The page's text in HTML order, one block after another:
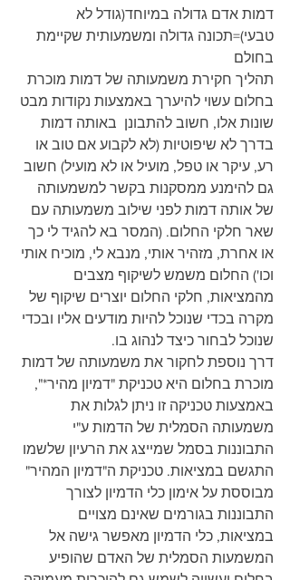
דמות אדם גדולה במיוחד(גודל לא
טבעי)=תכונה גדולה ומשמעותית שקיימת
בחולם
תהליך חקירת משמעותה של דמות מוכרת
בחלום עשוי להיערך באמצעות נקודות מבט
שונות אלו, חשוב להתבונן  באותה דמות
בדרך לא שיפוטיות (לא לקבוע אם טוב או
רע, עיקר או טפל, מועיל או לא מועיל) חשוב
גם להימנע ממסקנות בקשר למשמעותה
של אותה דמות לפני שילוב משמעותה עם
שאר חלקי החלום. (המסר בא להגיד לי כך
או אחרת, מזהיר אותי, מנבא לי, מוכיח אותי
וכו') החלום משמש לשיקוף מצבים
מהמציאות, חלקי החלום יוצרים שיקוף של
מקרה בכדי שנוכל להיות מודעים אליו ובכדי
שנוכל לבחור כיצד לנהוג בו.
דרך נוספת לחקור את משמעותה של דמות
מוכרת בחלום היא טכניקת "דמיון מהיר*",
באמצעות טכניקה זו ניתן לגלות את
משמעותה הסמלית של הדמות ע"י
התבוננות בסמל שמייצג את הרעיון שלשמו
התגשם במציאות. טכניקת ה"דמיון המהיר"
מבוססת על אימון כלי הדמיון לצורך
התבוננות בגורמים שאינם מצויים
במציאות, כלי הדמיון מאפשר גישה אל
המשמעות הסמלית של האדם שהופיע